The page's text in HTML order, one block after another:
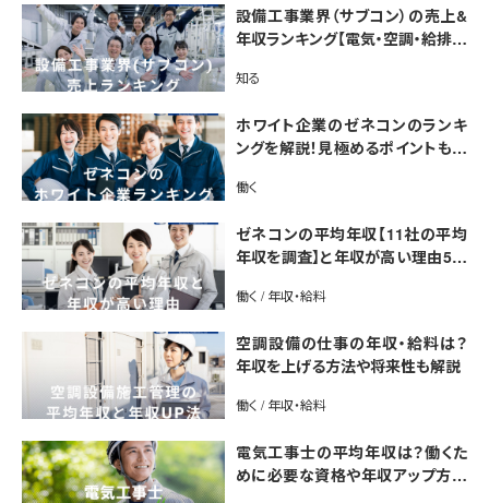
設備工事業界（サブコン）の売上&
年収ランキング【電気・空調・給排水
市場規模も解説
知る
ホワイト企業のゼネコンのランキ
ングを解説！見極めるポイントも紹
働く
ゼネコンの平均年収【11社の平均
年収を調査】と年収が高い理由5選
働く / 年収・給料
空調設備の仕事の年収・給料は？
年収を上げる方法や将来性も解説
働く / 年収・給料
電気工事士の平均年収は？働くた
めに必要な資格や年収アップ方法